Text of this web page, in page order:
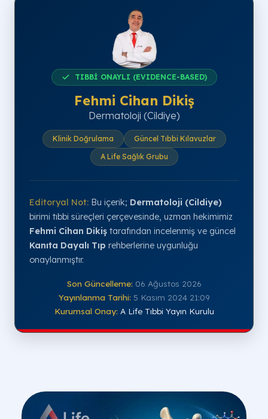
TIBBİ ONAYLI (EVIDENCE-BASED)
Fehmi Cihan Dikiş
Dermatoloji (Cildiye)
Klinik Doğrulama
Güncel Tıbbi Kılavuzlar
A Life Sağlık Grubu
Editoryal Not: Bu içerik; Dermatoloji (Cildiye)
birimi tıbbi süreçleri çerçevesinde, uzman hekimimiz
Fehmi Cihan Dikiş tarafından incelenmiş ve güncel
Kanıta Dayalı Tıp rehberlerine uygunluğu
onaylanmıştır.
Son Güncelleme: 06 Ağustos 2026
Yayınlanma Tarihi: 5 Kasım 2024 21:09
Kurumsal Onay: A Life Tıbbi Yayın Kurulu